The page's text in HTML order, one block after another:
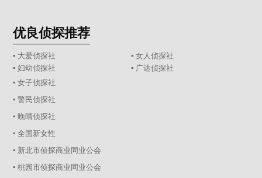
优良侦探推荐
▪ 大爱侦探社
▪ 女人侦探社
▪ 妇幼侦探社
▪ 广达侦探社
▪ 女子侦探社
▪ 警民侦探社
▪ 晚晴侦探社
▪ 全国新女性
▪ 新北市侦探商业同业公会
▪ 桃园市侦探商业同业公会